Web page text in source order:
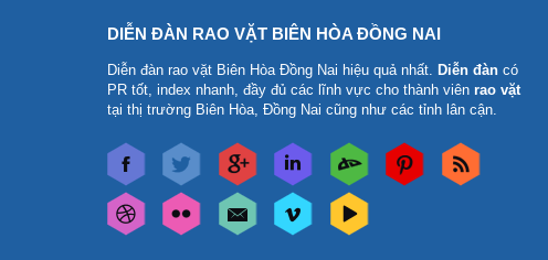
DIỄN ĐÀN RAO VẶT BIÊN HÒA ĐỒNG NAI
Diễn đàn rao vặt Biên Hòa Đồng Nai hiệu quả nhất. Diễn đàn có
PR tốt, index nhanh, đầy đủ các lĩnh vực cho thành viên rao vặt
tại thị trường Biên Hòa, Đồng Nai cũng như các tỉnh lân cận.